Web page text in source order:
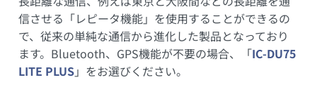
信させる「レピータ機能」を使用することができるの
で、従来の単純な通信から進化した製品となっており
ます。Bluetooth、GPS機能が不要の場合、「IC-DU75
LITE PLUS」をお選びください。